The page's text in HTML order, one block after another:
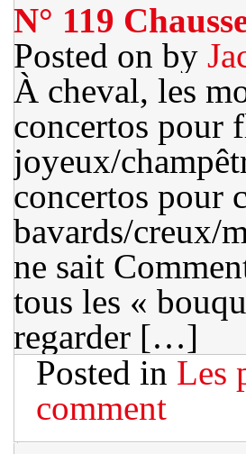
N° 119
Posted on by
À cheval, les
concertos pour
joyeux/
concertos pour
bavards/creux/
ne sait
tous les «
regarder […]
Posted in Les
comment